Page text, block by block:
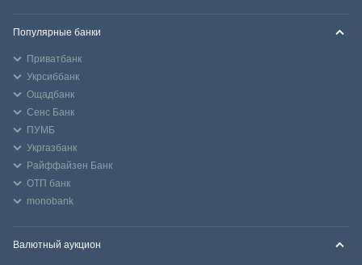
Популярные банки
Приватбанк
Укрсиббанк
Ощадбанк
Сенс Банк
ПУМБ
Укргазбанк
Райффайзен Банк
ОТП банк
monobank
Валютный аукцион